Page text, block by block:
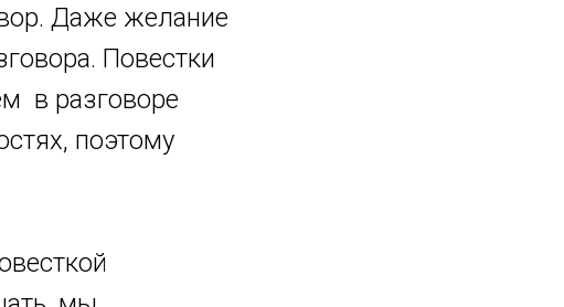
Даже желание
Повестки
в разговоре
поэтому